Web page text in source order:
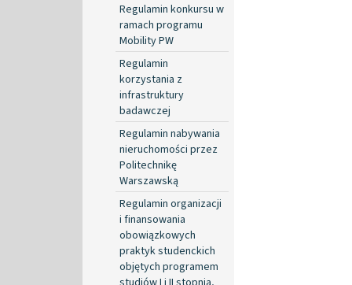
Regulamin konkursu w
ramach programu
Mobility PW
Regulamin
korzystania z
infrastruktury
badawczej
Regulamin nabywania
nieruchomości przez
Politechnikę
Warszawską
Regulamin organizacji
i finansowania
obowiązkowych
praktyk studenckich
objętych programem